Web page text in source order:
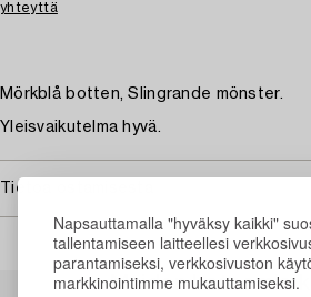
Napsauttamalla "hyväksy kaikki"
tallentamiseen laitteellesi
parantamiseksi, verkkosivuston
markkinointimme mukauttamiseksi.
yhteyttä
Mörkblå botten, Slingrande mönster.
Yleisvaikutelma hyvä.
Tietoa ostamisesta
Muiden katsomia